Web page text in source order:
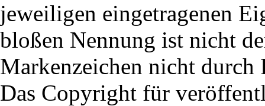
jeweiligen eingetragenen
bloßen Nennung ist nicht
Markenzeichen nicht durch
Das Copyright für